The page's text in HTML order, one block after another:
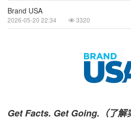
Brand USA
2026-05-20 22:34 3320
Get Facts. Get Going.（了解